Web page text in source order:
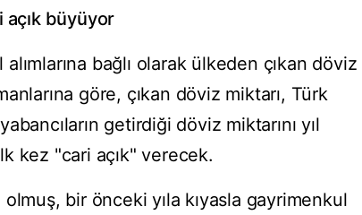
açık büyüyor
bağlı olarak ülkeden çıkan döviz
göre, çıkan döviz miktarı, Türk
getirdiği döviz miktarını yıl
kez "cari açık" verecek.
bir önceki yıla kıyasla gayrimenkul